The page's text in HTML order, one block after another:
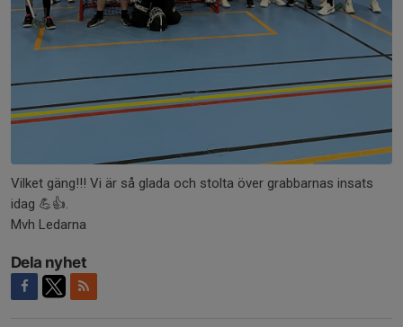
Vilket gäng!!! Vi är så glada och stolta över grabbarnas insats
idag 💪👍.
Mvh Ledarna
Dela nyhet